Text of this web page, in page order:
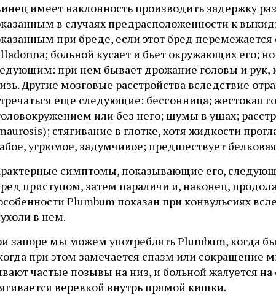
имеет наклонность производить задержку
в случаях предрасположенности к
при бреде, если этот бред
больной кусает и бьет окружающих его;
при нем бывает дрожание головы и рук, и
Другие мозговые расстройства вследствие
еще следующие: бессонница; жестокая
или без него; шумы в ушах;
стягивание в глотке, хотя жидкости
угрюмое, задумчивое; предшествует
симптомы, показывающие его,
приступом, затем параличи и, наконец,
Plumbum показан при конвульсиях
в нем.
запоре мы можем употреблять Plumbum, когда
при этом замечается спазм или
частые позывы на низ, и больной жалуется
веревкой внутрь прямой кишки.